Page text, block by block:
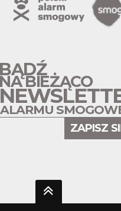
BĄDŹ
NA BIEŻĄCO
ZAPISZ